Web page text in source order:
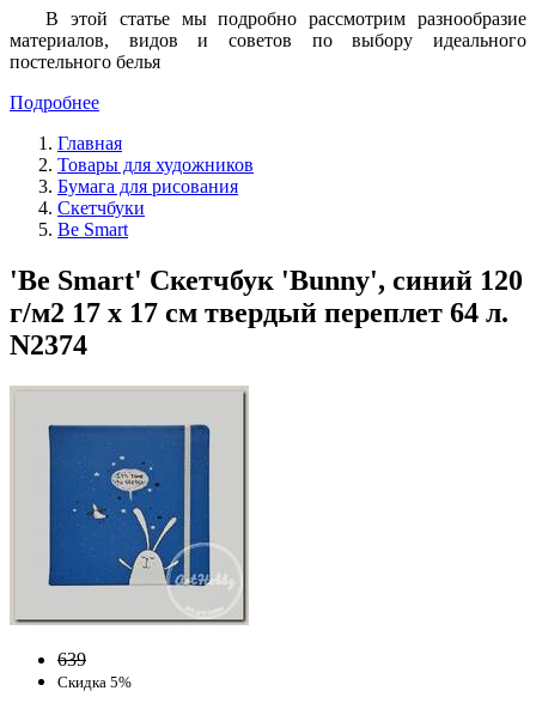
В этой статье мы подробно рассмотрим разнообразие
материалов, видов и советов по выбору идеального
постельного белья
Подробнее
Главная
Товары для художников
Бумага для рисования
Скетчбуки
Be Smart
'Be Smart' Скетчбук 'Bunny', синий 120
г/м2 17 х 17 см твердый переплет 64 л.
N2374
639
Скидка 5%